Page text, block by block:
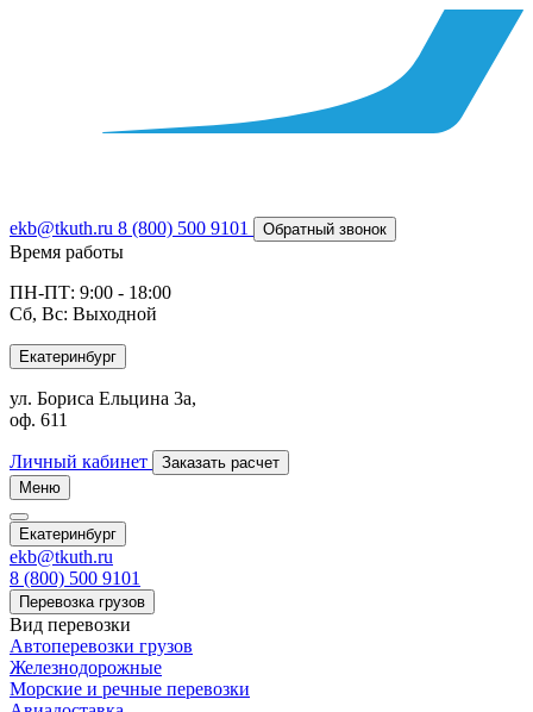
ekb@tkuth.ru 8 (800) 500 9101 Обратный звонок
Время работы
ПН-ПТ: 9:00 - 18:00
Сб, Вс: Выходной
Екатеринбург
ул. Бориса Ельцина 3а,
оф. 611
Личный кабинет
Заказать расчет
Меню
Екатеринбург
ekb@tkuth.ru
8 (800) 500 9101
Перевозка грузов
Вид перевозки
Автоперевозки грузов
Железнодорожные
Морские и речные перевозки